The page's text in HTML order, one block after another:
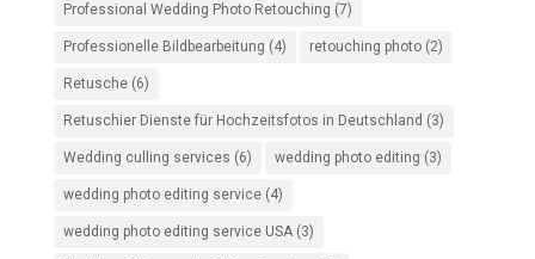
Professional Wedding Photo Retouching (7)
Professionelle Bildbearbeitung (4) retouching photo(2)
Retusche(6)
Retuschier Dienste für Hochzeitsfotos in Deutschland (3)
Wedding culling services (6) wedding photo editing (3)
wedding photo editing service(4)
wedding photo editing service USA(3)